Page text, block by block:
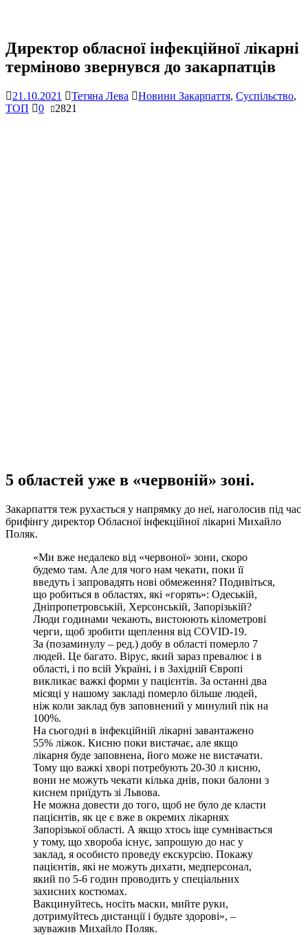
Директор обласної інфекційної лікарні
терміново звернувся до закарпатців
21.10.2021 Тетяна Лева Новини Закарпаття, Суспільство,
ТОП
0 2821
5 областей уже в «червоній» зоні.
Закарпаття теж рухається у напрямку до неї, наголосив під час
брифінгу директор Обласної інфекційної лікарні Михайло
Поляк.
«Ми вже недалеко від «червоної» зони, скоро
будемо там. Але для чого нам чекати, поки її
введуть і запровадять нові обмеження? Подивіться,
що робиться в областях, які «горять»: Одеській,
Дніпропетровській, Херсонській, Запорізькій?
Люди годинами чекають, вистоюють кілометрові
черги, щоб зробити щеплення від COVID-19.
За (позаминулу – ред.) добу в області померло 7
людей. Це багато. Вірус, який зараз превалює і в
області, і по всій Україні, і в Західній Європі
викликає важкі форми у пацієнтів. За останні два
місяці у нашому закладі померло більше людей,
ніж коли заклад був заповнений у минулий пік на
100%.
На сьогодні в інфекційній лікарні завантажено
55% ліжок. Кисню поки вистачає, але якщо
лікарня буде заповнена, його може не вистачати.
Тому що важкі хворі потребують 20-30 л кисню,
вони не можуть чекати кілька днів, поки балони з
киснем приїдуть зі Львова.
Не можна довести до того, щоб не було де класти
пацієнтів, як це є вже в окремих лікарнях
Запорізької області. А якщо хтось іще сумнівається
у тому, що хвороба існує, запрошую до нас у
заклад, я особисто проведу екскурсію. Покажу
пацієнтів, які не можуть дихати, медперсонал,
який по 5-6 годин проводить у спеціальних
захисних костюмах.
Вакцинуйтесь, носіть маски, мийте руки,
дотримуйтесь дистанції і будьте здорові», –
зауважив Михайло Поляк.